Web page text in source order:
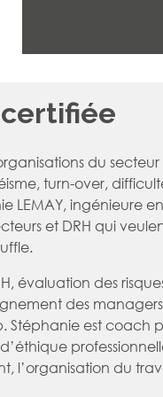
du
turn-over,
LEMAY, ingénieure
et DRH qui
évaluation des
des
est coach
l’organisation du